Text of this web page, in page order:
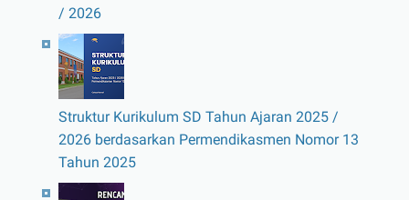
/ 2026
Struktur Kurikulum SD Tahun Ajaran 2025 /
2026 berdasarkan Permendikasmen Nomor 13
Tahun 2025